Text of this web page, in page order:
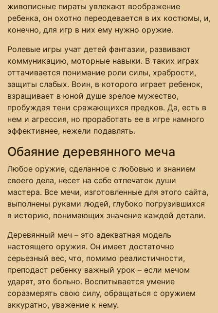
живописные пираты увлекают воображение
ребенка, он охотно переодевается в их костюмы, и,
конечно, для игр в них ему нужно оружие.
Ролевые игры учат детей фантазии, развивают
коммуникацию, моторные навыки. В таких играх
оттачивается понимание роли силы, храбрости,
защиты слабых. Воин, в которого играет ребенок,
взращивает в юной душе зрелое мужество,
пробуждая тени сражающихся предков. Да, есть в
нем и агрессия, но проработать ее в игре намного
эффективнее, нежели подавлять.
Обаяние деревянного меча
Любое оружие, сделанное с любовью и знанием
своего дела, несет на себе отпечаток души
мастера. Все мечи, изготовленные для этого сайта,
выполнены руками людей, глубоко погрузившихся
в историю, понимающих значение каждой детали.
Деревянный меч – это адекватная модель
настоящего оружия. Он имеет достаточно
серьезный вес, что, помимо реалистичности,
преподаст ребенку важный урок – если мечом
ударят, это больно. Воспитывается умение
соразмерять свою силу, обращаться с оружием
аккуратно, уважение к нему.